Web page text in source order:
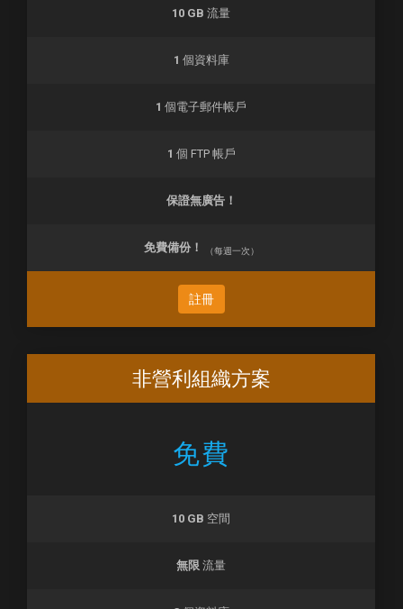
10 GB 流量
1 個資料庫
1 個電子郵件帳戶
1 個 FTP 帳戶
保證無廣告！
免費備份！ （每週一次）
註冊
非營利組織方案
免費
10 GB 空間
無限 流量